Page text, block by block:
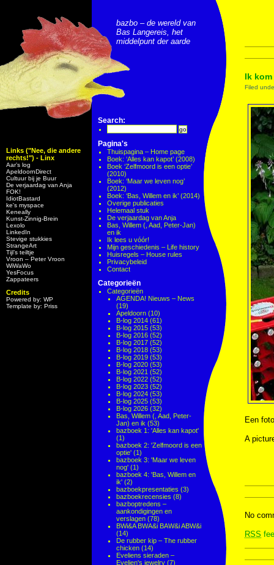
Links ("Nee, die andere
rechts!") - Linx
Aar’s log
ApeldoornDirect
Cultuur bij je Buur
De verjaardag van Anja
FOK!
IdiotBastard
ke's myspace
Keneally
Kunst-Zinnig-Brein
Lexolo
LinkedIn
Stevige stukkies
StrangeArt
Tijl’s teiltje
Vroon – Peter Vroon
WiWaWo
YesFocus
Zappateers
Credits
Powered by: WP
Template by: Priss
bazbo – de wereld van
Bas Langereis, het
middelpunt der aarde
Search:
Pagina's
Thuispagina – Home page
Boek: ‘Alles kan kapot’ (2008)
Boek ‘Zelfmoord is een optie’
(2010)
Boek: ‘Maar we leven nog’
(2012)
Boek: ‘Bas, Willem en ik’ (2014)
Overige publicaties
Helemaal stuk
De verjaardag van Anja
Bas, Willem (, Aad, Peter-Jan)
en ik
Ik lees u vóór!
Mijn geschiedenis – Life history
Huisregels – House rules
Privacybeleid
Contact
Categorieën
Categorieën
AGENDA! Nieuws – News
(19)
Apeldoorn (10)
B-log 2014 (61)
B-log 2015 (53)
B-log 2016 (52)
B-log 2017 (52)
B-log 2018 (53)
B-log 2019 (53)
B-log 2020 (53)
B-log 2021 (52)
B-log 2022 (52)
B-log 2023 (52)
B-log 2024 (53)
B-log 2025 (53)
B-log 2026 (32)
Bas, Willem (, Aad, Peter-
Jan) en ik (53)
bazboek 1: 'Alles kan kapot'
(1)
bazboek 2: 'Zelfmoord is een
optie' (1)
bazboek 3: 'Maar we leven
nog' (1)
bazboek 4: 'Bas, Willem en
ik' (2)
bazboekpresentaties (3)
bazboekrecensies (8)
bazboptredens –
aankondigingen en
verslagen (78)
BWi&A BWA&i BAW&i ABW&i
(14)
De rubber kip – The rubber
chicken (14)
Eveliens sieraden –
Evelien's jewelry (7)
Ik
Filed
Een
A
No
RSS